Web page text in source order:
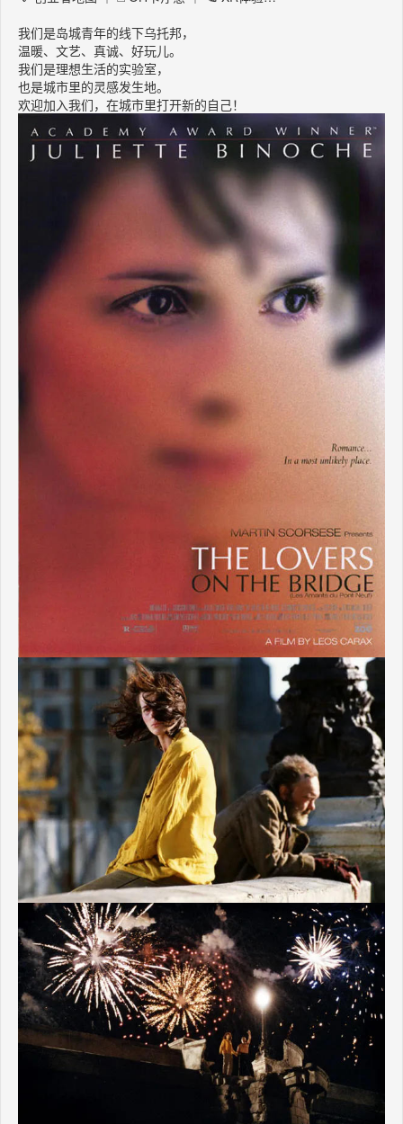
我们是岛城青年的线下乌托邦，
温暖、文艺、真诚、好玩儿。
我们是理想生活的实验室，
也是城市里的灵感发生地。
欢迎加入我们，在城市里打开新的自己！